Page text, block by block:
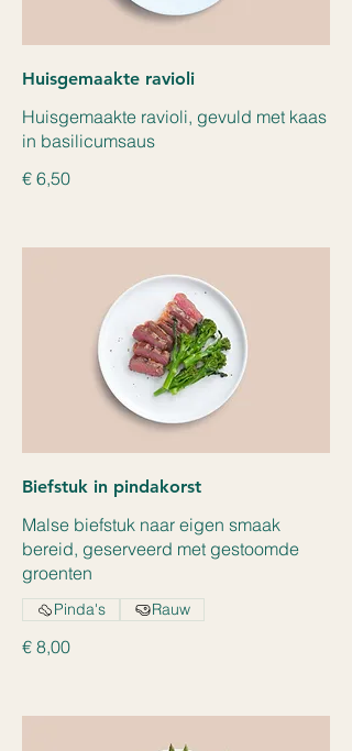
Huisgemaakte ravioli
Huisgemaakte ravioli, gevuld met kaas
in basilicumsaus
€ 6,50
Biefstuk in pindakorst
Malse biefstuk naar eigen smaak
bereid, geserveerd met gestoomde
groenten
€ 8,00
Pinda's Rauw